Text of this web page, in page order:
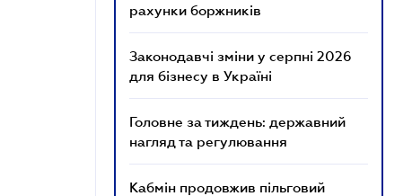
рахунки боржників
Законодавчі зміни у серпні 2026
для бізнесу в Україні
Головне за тиждень: державний
нагляд та регулювання
Кабмін продовжив пільговий